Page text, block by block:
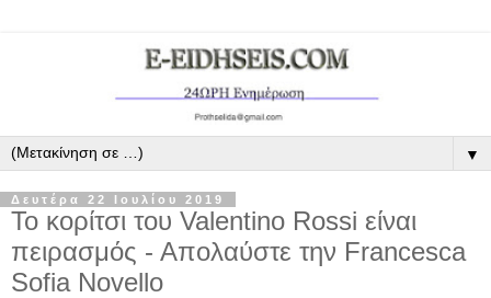
▼
Δευτέρα 22 Ιουλίου 2019
Το κορίτσι του Valentino Rossi είναι
πειρασμός - Απολαύστε την Francesca
Sofia Novello